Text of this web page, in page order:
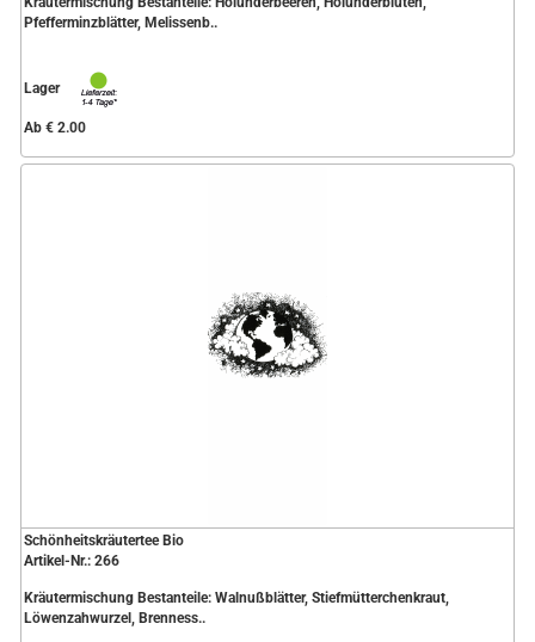
Pfefferminzblätter, Melissenb..
Lager
Ab € 2.00
Schönheitskräutertee Bio
Artikel-Nr.: 266
Kräutermischung Bestanteile: Walnußblätter, Stiefmütterchenkraut,
Löwenzahwurzel, Brenness..